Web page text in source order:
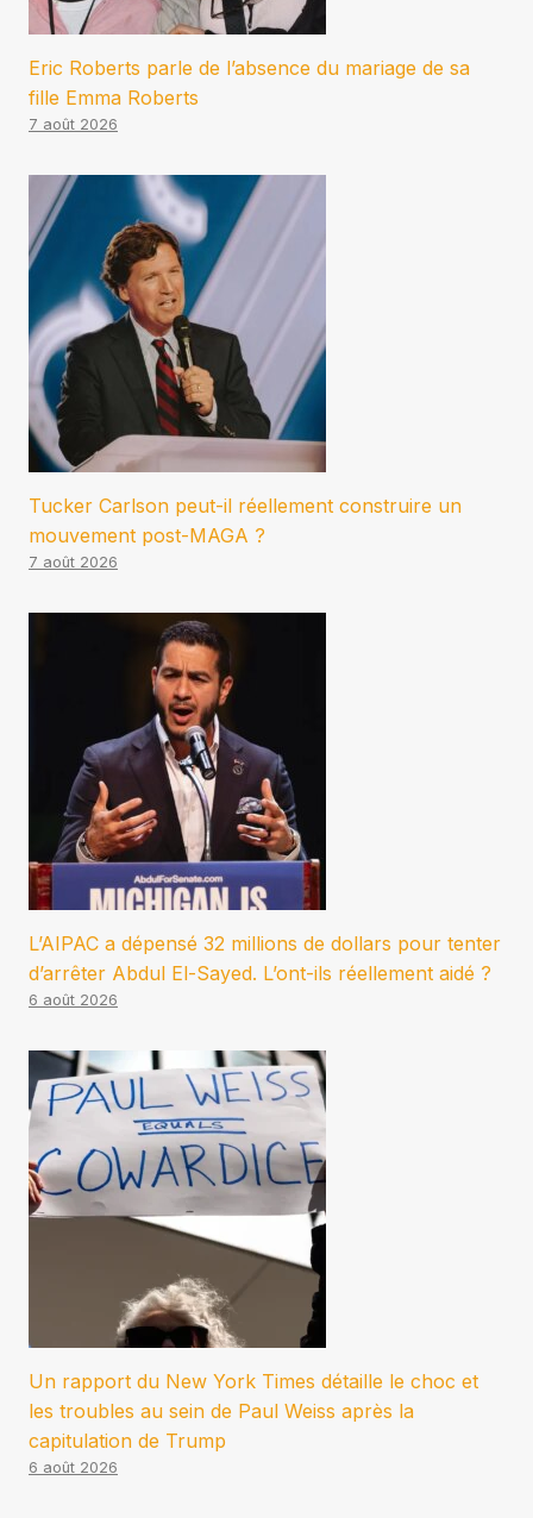
Eric Roberts parle de l’absence du mariage de sa
fille Emma Roberts
7 août 2026
Tucker Carlson peut-il réellement construire un
mouvement post-MAGA ?
7 août 2026
L’AIPAC a dépensé 32 millions de dollars pour tenter
d’arrêter Abdul El-Sayed. L’ont-ils réellement aidé ?
6 août 2026
Un rapport du New York Times détaille le choc et
les troubles au sein de Paul Weiss après la
capitulation de Trump
6 août 2026